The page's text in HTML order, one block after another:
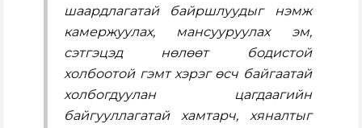
шаардлагатай байршлуудыг нэмж
камержуулах, мансууруулах эм,
сэтгэцэд нөлөөт бодистой
холбоотой гэмт хэрэг өсч байгаатай
холбогдуулан цагдаагийн
байгууллагатай хамтарч, хяналтыг